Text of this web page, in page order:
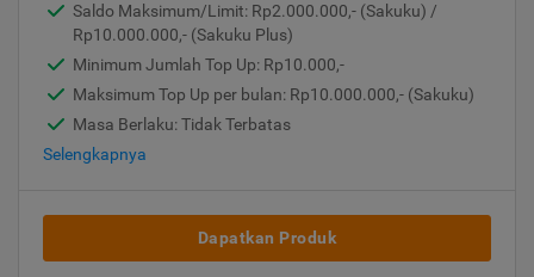
Saldo Maksimum/Limit: Rp2.000.000,- (Sakuku) /
Rp10.000.000,- (Sakuku Plus)
Minimum Jumlah Top Up: Rp10.000,-
Maksimum Top Up per bulan: Rp10.000.000,- (Sakuku)
Masa Berlaku: Tidak Terbatas
Selengkapnya
Dapatkan Produk